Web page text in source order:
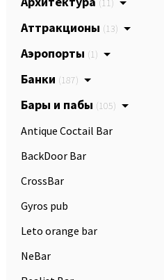
(11)
Аттракционы (13)
Аэропорты (1)
Банки (187)
Бары и пабы (105)
Antique Coctail Bar
BackDoor Bar
CrossBar
Gyros pub
Leto orange bar
NeBar